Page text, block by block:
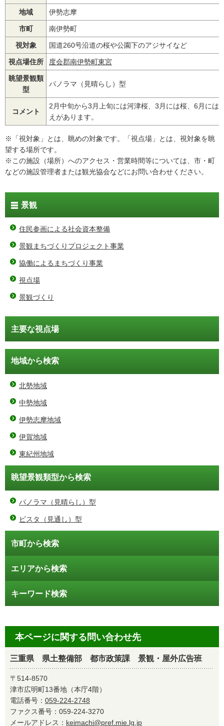
地域 伊勢志摩
市町 南伊勢町
視対象 国道260号沿道の桜や公園下のアジサイなど
視点場住所 度会郡南伊勢町東宮
眺望景観類
型
パノラマ（見晴らし）型
コメント
2月中旬から3月上旬には河津桜、3月には桜、6月には
えがあります。
※「視対象」とは、眺めの対象です。「視点場」とは、視対象を眺
望する場所です。
※この施設（場所）へのアクセス・営業時間等については、市・町
などの施設管理者または観光協会などにお問い合わせください。
景観
住民参画による社会資本整備
景観まちづくりプロジェクト事業
協働によるまちづくり事業
視点場
景観づくり
主要な視点場
地域から検索
北勢地域
中勢地域
伊勢志摩地域
伊賀地域
東紀州地域
眺望景観類型から検索
パノラマ（見晴らし）型
ビスタ（見通し）型
市町から検索
エリアから検索
キーワード検索
本ページに関する問い合わせ先
三重県 県土整備部 都市政策課 景観・屋外広告班
〒514-8570
津市広明町13番地（本庁4階）
電話番号： 059-224-2748
ファクス番号：059-224-3270
メールアドレス： keimachi@pref.mie.lg.jp